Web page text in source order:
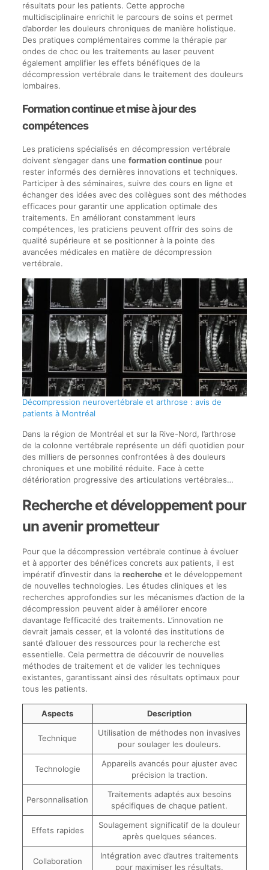
résultats pour les patients. Cette approche
multidisciplinaire enrichit le parcours de soins et permet
d’aborder les douleurs chroniques de manière holistique.
Des pratiques complémentaires comme la thérapie par
ondes de choc ou les traitements au laser peuvent
également amplifier les effets bénéfiques de la
décompression vertébrale dans le traitement des douleurs
lombaires.
Formation continue et mise à jour des
compétences
Les praticiens spécialisés en décompression vertébrale
doivent s’engager dans une formation continuepour
rester informés des dernières innovations et techniques.
Participer à des séminaires, suivre des cours en ligne et
échanger des idées avec des collègues sont des méthodes
efficaces pour garantir une application optimale des
traitements. En améliorant constamment leurs
compétences, les praticiens peuvent offrir des soins de
qualité supérieure et se positionner à la pointe des
avancées médicales en matière de décompression
vertébrale.
Décompression neurovertébrale et arthrose : avis de
patients à Montréal
Dans la région de Montréal et sur la Rive-Nord, l’arthrose
de la colonne vertébrale représente un défi quotidien pour
des milliers de personnes confrontées à des douleurs
chroniques et une mobilité réduite. Face à cette
détérioration progressive des articulations vertébrales…
Recherche et développement pour
un avenir prometteur
Pour que la décompression vertébrale continue à évoluer
et à apporter des bénéfices concrets aux patients, il est
impératif d’investir dans la rechercheet le développement
de nouvelles technologies. Les études cliniques et les
recherches approfondies sur les mécanismes d’action de la
décompression peuvent aider à améliorer encore
davantage l’efficacité des traitements. L’innovation ne
devrait jamais cesser, et la volonté des institutions de
santé d’allouer des ressources pour la recherche est
essentielle. Cela permettra de découvrir de nouvelles
méthodes de traitement et de valider les techniques
existantes, garantissant ainsi des résultats optimaux pour
tous les patients.
Aspects Description
Technique
Utilisation de méthodes non invasives
pour soulager les douleurs.
Technologie
Appareils avancés pour ajuster avec
précision la traction.
Personnalisation
Traitements adaptés aux besoins
spécifiques de chaque patient.
Effets rapides
Soulagement significatif de la douleur
après quelques séances.
Collaboration
Intégration avec d’autres traitements
pour maximiser les résultats.